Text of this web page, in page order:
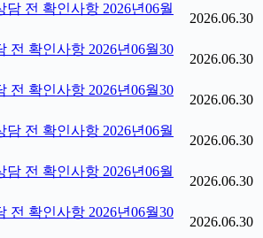
전 확인사항 2026년06월
2026.06.30
전 확인사항 2026년06월30
2026.06.30
전 확인사항 2026년06월30
2026.06.30
담 전 확인사항 2026년06월
2026.06.30
전 확인사항 2026년06월
2026.06.30
전 확인사항 2026년06월30
2026.06.30